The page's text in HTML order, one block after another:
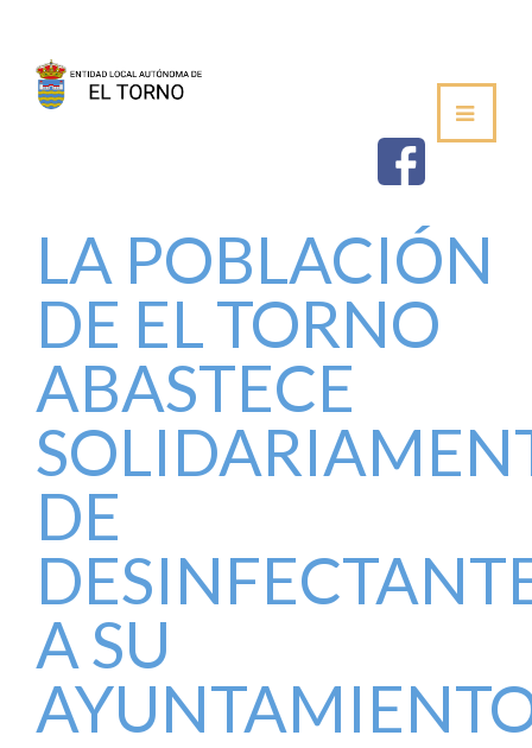
SALUDA DEL ALCALDE
CORPORACIÓN MUNICIPAL
VOCALÍAS / DELEGACIONES
PLENOS DE LA JUNTA VECINAL
TRANSPARENCIA
LA POBLACIÓN
DE EL TORNO
ABASTECE
DE
A SU